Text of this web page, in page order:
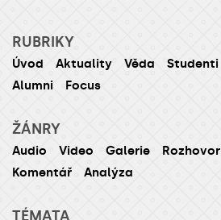
RUBRIKY
Úvod Aktuality Věda Studenti
Alumni
Focus
ŽÁNRY
Audio Video Galerie Rozhovor
Komentář
Analýza
TÉMATA